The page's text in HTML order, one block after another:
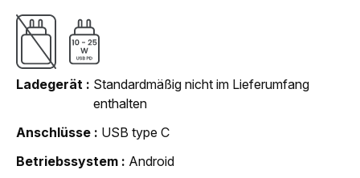
Ladegerät
Standardmäßig nicht im Lieferumfang
enthalten
Anschlüsse
USB type C
Betriebssystem
Android